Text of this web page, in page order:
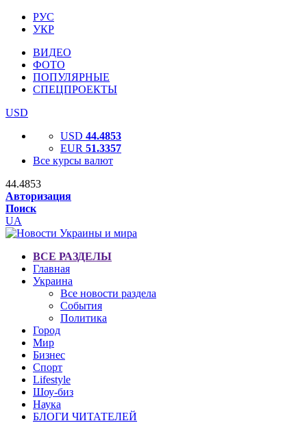
РУС
УКР
ВИДЕО
ФОТО
ПОПУЛЯРНЫЕ
СПЕЦПРОЕКТЫ
USD
USD 44.4853
EUR 51.3357
Все курсы валют
44.4853
Авторизация
Поиск
UA
ВСЕ РАЗДЕЛЫ
Главная
Украина
Все новости раздела
События
Политика
Город
Мир
Бизнес
Спорт
Lifestyle
Шоу-биз
Наука
БЛОГИ ЧИТАТЕЛЕЙ